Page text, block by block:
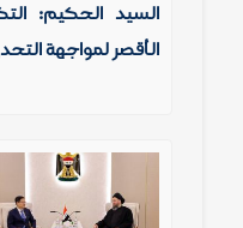
السيد الحكيم:
الأقصر لمواجهة